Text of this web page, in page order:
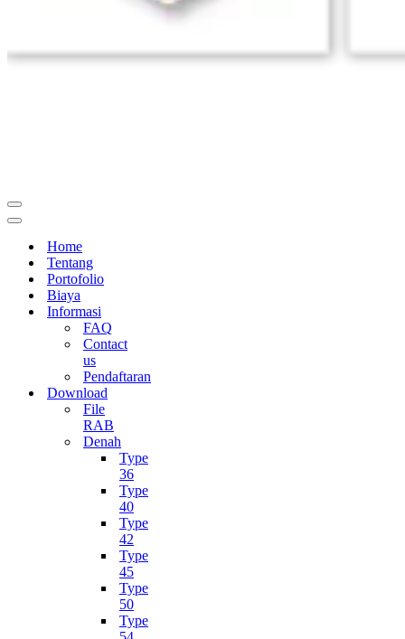
Menu
Navigasi
Menu
NavigasiHome
Tentang
Portofolio
Biaya
Informasi
FAQ
Contact
us
Pendaftaran
Download
File
RAB
Denah
Type
36
Type
40
Type
42
Type
45
Type
50
Type